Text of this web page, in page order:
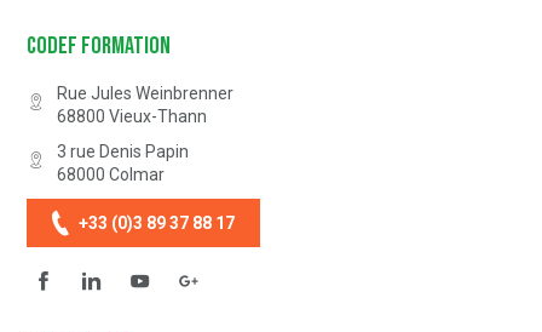
Codef Formation
Rue Jules Weinbrenner
68800 Vieux-Thann
3 rue Denis Papin
68000 Colmar
+33 (0)3 89 37 88 17
FacebookLinkedinYouTube